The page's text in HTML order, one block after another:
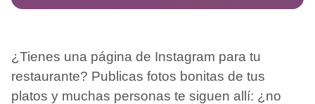
¿Tienes una página de Instagram para tu
restaurante? Publicas fotos bonitas de tus
platos y muchas personas te siguen allí: ¿no